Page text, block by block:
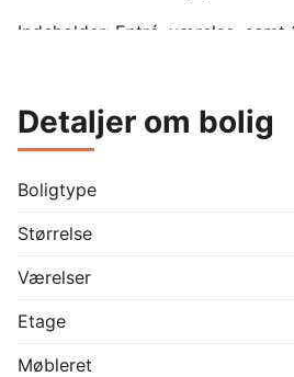
Indeholder: Entré, værelse, samt
Detaljer om bolig
Boligtype
Størrelse
Værelser
Etage
Møbleret